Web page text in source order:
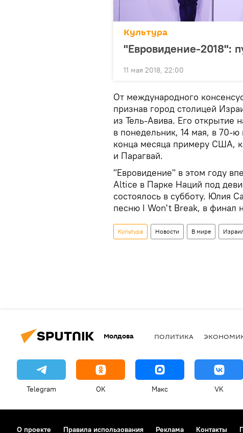
Культура
"Евровидение-2018":
11 мая 2018, 22:00
От международного
признав город столицей
из Тель-Авива. Его открытие
в понедельник, 14 мая, в 70-
конца месяца примеру США,
и Парагвай.
"Евровидение" в этом году
Altice в Парке Наций под
состоялось в субботу. Юлия
песню I Won't Break, в финал
Культура Новости В мире
Молдова ПОЛИТИКА
Telegram OK Макс VK
О проекте Правила использования Реклама Контакты